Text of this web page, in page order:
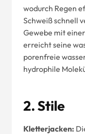
wodurch Regen
Schweiß schnell
Gewebe mit
erreicht seine
porenfreie
hydrophile
2.Stile
Kletterjacken: